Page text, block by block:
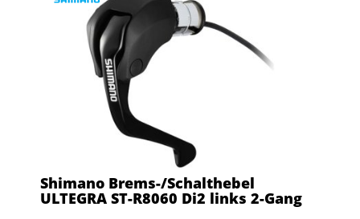
Shimano Brems-/Schalthebel
ULTEGRA ST-R8060 Di2 links 2-Gang